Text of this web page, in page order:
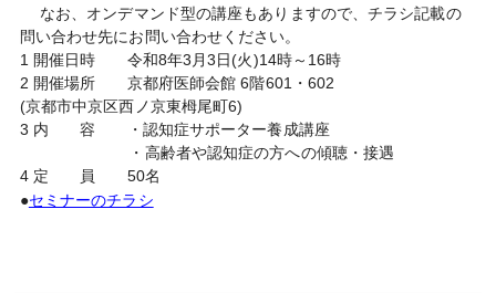
なお、オンデマンド型の講座もありますので、チラシ記載の
問い合わせ先にお問い合わせください。
1 開催日時 令和8年3月3日(火)14時～16時
2 開催場所 京都府医師会館 6階601・602
(京都市中京区西ノ京東栂尾町6)
3 内 容 ・認知症サポーター養成講座
・高齢者や認知症の方への傾聴・接遇
4 定 員 50名
●セミナーのチラシ